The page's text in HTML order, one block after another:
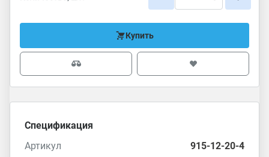
Купить
Спецификация
Артикул
915-12-20-4